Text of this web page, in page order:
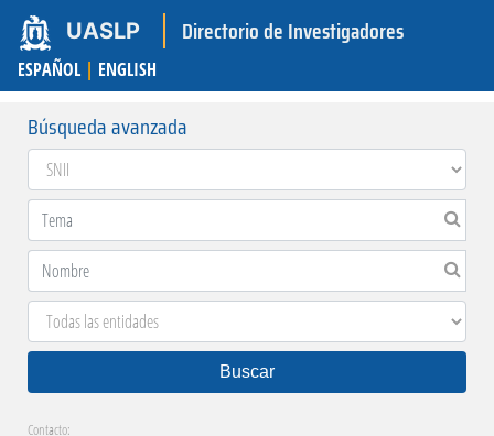
UASLP Directorio de Investigadores
ESPAÑOL | ENGLISH
Búsqueda avanzada
Buscar
Contacto: